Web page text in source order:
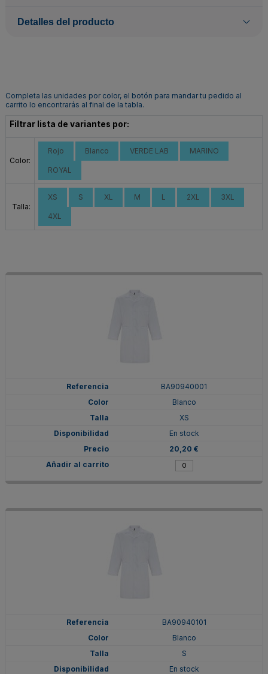
Detalles del producto
Completa las unidades por color, el botón para mandar tu pedido al
carrito lo encontrarás al final de la tabla.
Filtrar lista de variantes por:
Color:
Rojo Blanco VERDE LAB MARINO
ROYAL
Talla:
XS S XL M L 2XL 3XL
4XL
BA90940001
Blanco
XS
En stock
20,20 €
BA90940101
Blanco
S
En stock